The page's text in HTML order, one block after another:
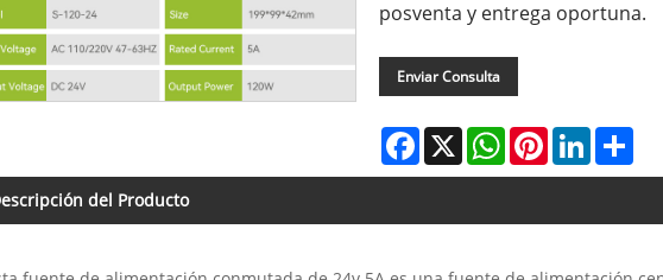
posventa y entrega oportuna.
Enviar Consulta
Facebook
X WhatsAppPinterestLinkedIn
del Producto